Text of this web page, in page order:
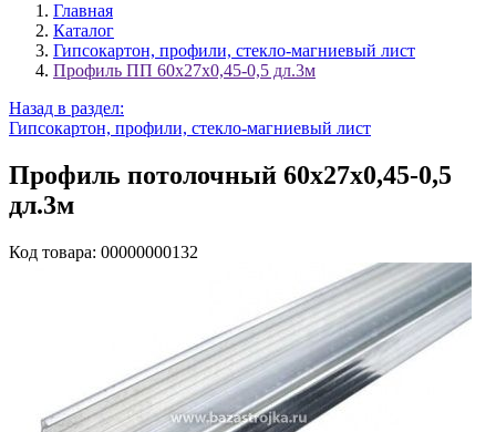
Главная
Каталог
Гипсокартон, профили, стекло-магниевый лист
Профиль ПП 60х27х0,45-0,5 дл.3м
Назад в раздел:
Гипсокартон, профили, стекло-магниевый лист
Профиль потолочный 60х27х0,45-0,5
дл.3м
Код товара: 00000000132